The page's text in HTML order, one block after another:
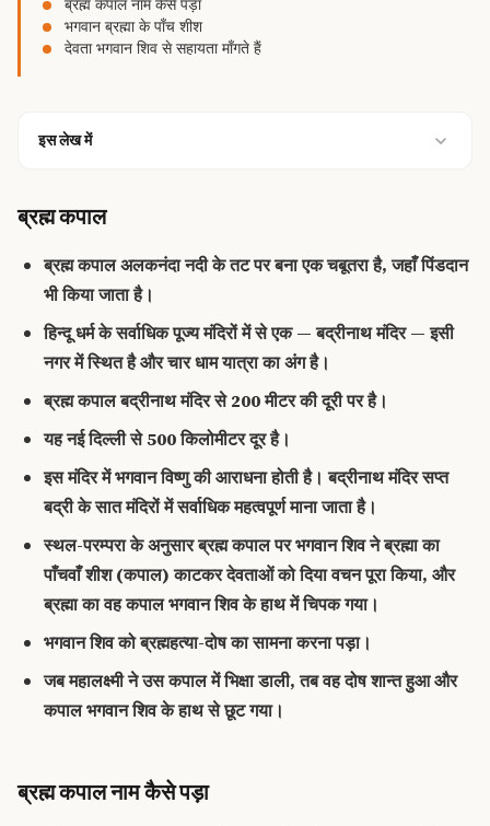
ब्रह्म कपाल नाम कैसे पड़ा
भगवान ब्रह्मा के पाँच शीश
देवता भगवान शिव से सहायता माँगते हैं
इस लेख में
ब्रह्म कपाल
ब्रह्म कपाल अलकनंदा नदी के तट पर बना एक चबूतरा है, जहाँ पिंडदान
भी किया जाता है।
हिन्दू धर्म के सर्वाधिक पूज्य मंदिरों में से एक — बद्रीनाथ मंदिर — इसी
नगर में स्थित है और चार धाम यात्रा का अंग है।
ब्रह्म कपाल बद्रीनाथ मंदिर से 200 मीटर की दूरी पर है।
यह नई दिल्ली से 500 किलोमीटर दूर है।
इस मंदिर में भगवान विष्णु की आराधना होती है। बद्रीनाथ मंदिर सप्त
बद्री के सात मंदिरों में सर्वाधिक महत्वपूर्ण माना जाता है।
स्थल-परम्परा के अनुसार ब्रह्म कपाल पर भगवान शिव ने ब्रह्मा का
पाँचवाँ शीश (कपाल) काटकर देवताओं को दिया वचन पूरा किया, और
ब्रह्मा का वह कपाल भगवान शिव के हाथ में चिपक गया।
भगवान शिव को ब्रह्महत्या-दोष का सामना करना पड़ा।
जब महालक्ष्मी ने उस कपाल में भिक्षा डाली, तब वह दोष शान्त हुआ और
कपाल भगवान शिव के हाथ से छूट गया।
ब्रह्म कपाल नाम कैसे पड़ा